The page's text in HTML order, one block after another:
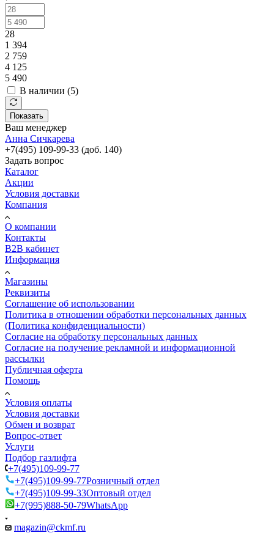
28
1 394
2 759
4 125
5 490
В наличии (5)
Показать
Ваш менеджер
Анна Сичкарева
+7(495) 109-99-33 (доб. 140)
Задать вопрос
Каталог
Акции
Условия доставки
Компания
О компании
Контакты
B2B кабинет
Информация
Магазины
Реквизиты
Соглашение об использовании
Политика в отношении обработки персональных данных
(Политика конфиденциальности)
Согласие на обработку персональных данных
Согласие на получение рекламной и информационной
рассылки
Публичная оферта
Помощь
Условия оплаты
Условия доставки
Обмен и возврат
Вопрос-ответ
Услуги
Подбор газлифта
+7(495)109-99-77
+7(495)109-99-77Розничный отдел
+7(495)109-99-33Оптовый отдел
+7(995)888-50-79WhatsApp
magazin@ckmf.ru